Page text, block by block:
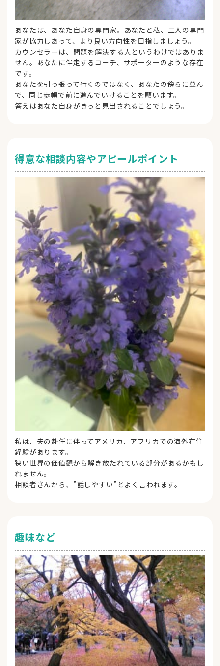
あなたは、あなた自身の専門家。あなたと私、二人の専門
家が協力しあって、より良い方向性を目指しましょう。
カウンセラーは、問題を解決する人というわけではありま
せん。あなたに伴走するコーチ、サポーターのような存在
です。
あなたを引っ張って行くのではなく、あなたの傍らに並ん
で、同じ歩幅で前に進んでいけることを願います。
答えはあなた自身がきっと見出されることでしょう。
得意な相談内容やアピールポイント
私は、夫の赴任に伴ってアメリカ、アフリカでの海外在住
経験があります。
狭い世界の価値観から解き放たれている部分があるかもし
れません。
相談者さんから、”話しやすい”とよく言われます。
趣味など